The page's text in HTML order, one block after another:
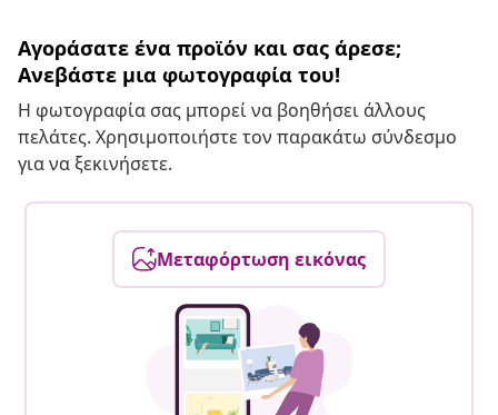
Αγοράσατε ένα προϊόν και σας άρεσε;
Ανεβάστε μια φωτογραφία του!
Η φωτογραφία σας μπορεί να βοηθήσει άλλους
πελάτες. Χρησιμοποιήστε τον παρακάτω σύνδεσμο
για να ξεκινήσετε.
Μεταφόρτωση εικόνας